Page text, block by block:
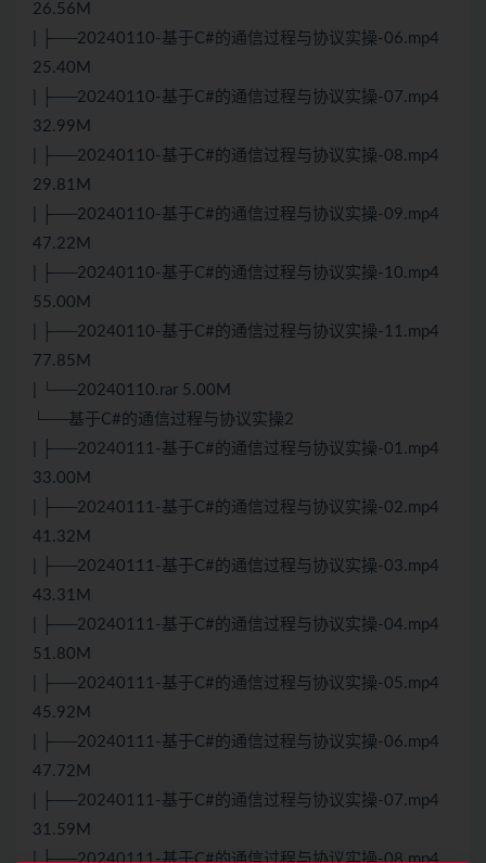
26.56M
| ├──20240110-基于C#的通信过程与协议实操-06.mp4
25.40M
| ├──20240110-基于C#的通信过程与协议实操-07.mp4
32.99M
| ├──20240110-基于C#的通信过程与协议实操-08.mp4
29.81M
| ├──20240110-基于C#的通信过程与协议实操-09.mp4
47.22M
| ├──20240110-基于C#的通信过程与协议实操-10.mp4
55.00M
| ├──20240110-基于C#的通信过程与协议实操-11.mp4
77.85M
| └──20240110.rar 5.00M
└──基于C#的通信过程与协议实操2
| ├──20240111-基于C#的通信过程与协议实操-01.mp4
33.00M
| ├──20240111-基于C#的通信过程与协议实操-02.mp4
41.32M
| ├──20240111-基于C#的通信过程与协议实操-03.mp4
43.31M
| ├──20240111-基于C#的通信过程与协议实操-04.mp4
51.80M
| ├──20240111-基于C#的通信过程与协议实操-05.mp4
45.92M
| ├──20240111-基于C#的通信过程与协议实操-06.mp4
47.72M
| ├──20240111-基于C#的通信过程与协议实操-07.mp4
31.59M
| ├──20240111-基于C#的通信过程与协议实操-08.mp4